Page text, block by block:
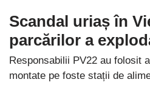
Scandal uriaș în
parcărilor a
Responsabilii PV22 au folosit
montate pe foste stații de